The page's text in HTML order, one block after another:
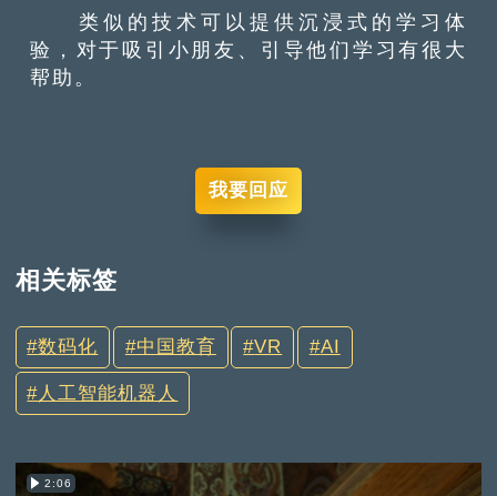
类似的技术可以提供沉浸式的学习体
验，对于吸引小朋友、引导他们学习有很大
帮助。
我要回应
相关标签
数码化 中国教育 VR AI
人工智能机器人
2:06